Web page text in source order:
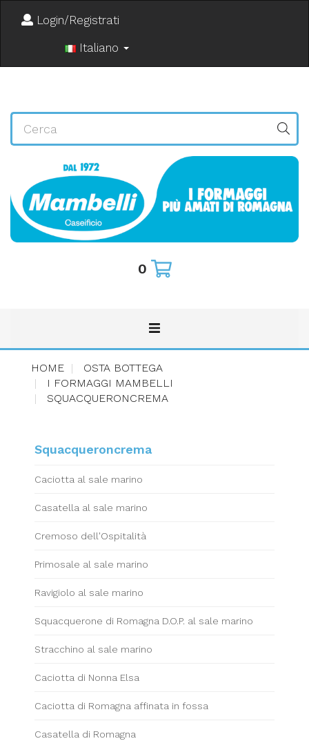
Login/Registrati
Italiano
0
HOME
OSTA BOTTEGA
I FORMAGGI MAMBELLI
SQUACQUERONCREMA
Squacqueroncrema
Caciotta al sale marino
Casatella al sale marino
Cremoso dell'Ospitalità
Primosale al sale marino
Ravigiolo al sale marino
Squacquerone di Romagna D.O.P. al sale marino
Stracchino al sale marino
Caciotta di Nonna Elsa
Caciotta di Romagna affinata in fossa
Casatella di Romagna